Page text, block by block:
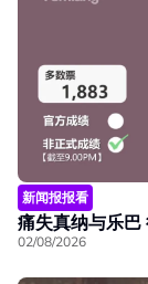
新闻报报看
痛失真纳与乐
02/08/2026